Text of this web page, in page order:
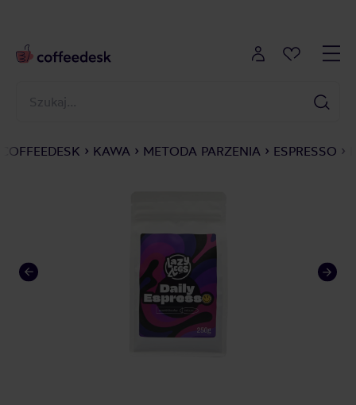
COFFEEDESK KAWA METODA PARZENIA ESPRESSO